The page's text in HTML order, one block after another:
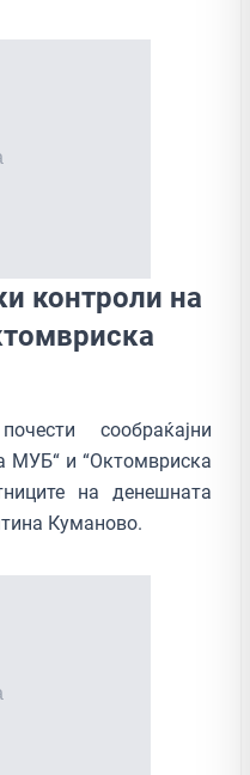
контроли на
сообраќајни
МУБ“ и “Октомвриска
на денешната
Куманово.